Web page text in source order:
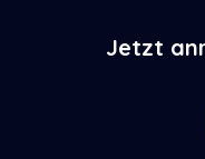
Jetzt